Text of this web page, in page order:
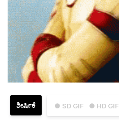
● SD GIF ● HD GIF
ಶೀರ್ಷಿಕೆ